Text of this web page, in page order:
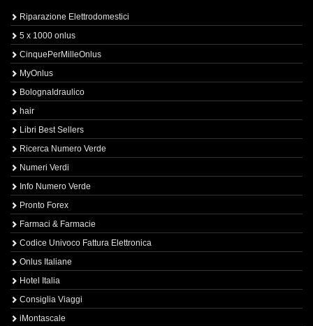
Riparazione Elettrodomestici
5 x 1000 onlus
CinquePerMilleOnlus
MyOnlus
BolognaIdraulico
hair
Libri Best Sellers
Ricerca Numero Verde
Numeri Verdi
Info Numero Verde
Pronto Forex
Farmaci & Farmacie
Codice Univoco Fattura Elettronica
Onlus Italiane
Hotel Italia
Consiglia Viaggi
iMontascale